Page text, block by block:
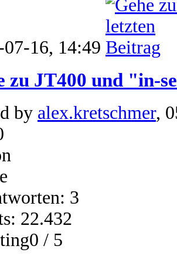
07-16, 14:49
zu JT400 und "in-
by alex.kretschmer,
3
22.432
/ 5